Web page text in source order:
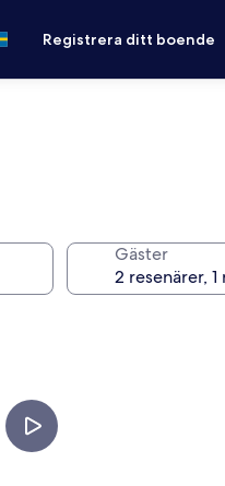
Registrera ditt boende
Gäster